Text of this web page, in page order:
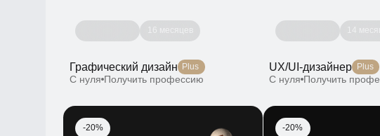
Графический дизайн
С нуля Получить профессию
UX/UI-дизайнер Plus
С нуля Получить профессию
-20% -20%